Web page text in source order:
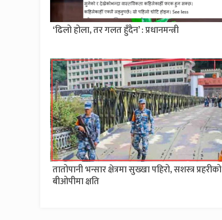
‘ढिलो होला, तर गलत हुँदैन’ : प्रधानमन्त्री
तातोपानी भन्सार क्षेत्रमा सुख्खा पहिरो, सशस्त्र प्रहरीको
बीओपीमा क्षति